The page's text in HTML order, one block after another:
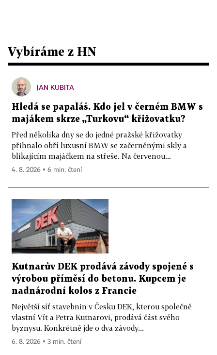
Vybíráme z HN
JAN KUBITA
Hledá se papaláš. Kdo jel v černém BMW s
majákem skrze „Turkovu“ křižovatku?
Před několika dny se do jedné pražské křižovatky
přihnalo obří luxusní BMW se začerněnými skly a
blikajícím majáčkem na střeše. Na červenou...
4. 8. 2026 ▪ 6 min. čtení
Kutnarův DEK prodává závody spojené s
výrobou příměsí do betonu. Kupcem je
nadnárodní kolos z Francie
Největší síť stavebnin v Česku DEK, kterou společně
vlastní Vít a Petra Kutnarovi, prodává část svého
byznysu. Konkrétně jde o dva závody...
6. 8. 2026 ▪ 3 min. čtení